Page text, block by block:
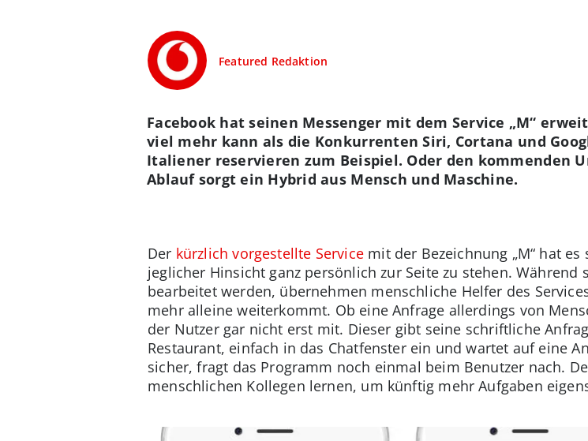
Featured Redaktion
Facebook hat seinen Messenger mit dem Service „M“
viel mehr kann als die Konkurrenten Siri, Cortana und
Italiener reservieren zum Beispiel. Oder den kommenden
Ablauf sorgt ein Hybrid aus Mensch und Maschine.
Der kürzlich vorgestellte Servicemit der Bezeichnung „M“ hat
jeglicher Hinsicht ganz persönlich zur Seite zu stehen. Während
bearbeitet werden, übernehmen menschliche Helfer des
mehr alleine weiterkommt. Ob eine Anfrage allerdings von
der Nutzer gar nicht erst mit. Dieser gibt seine schriftliche
Restaurant, einfach in das Chatfenster ein und wartet auf eine
sicher, fragt das Programm noch einmal beim Benutzer nach.
menschlichen Kollegen lernen, um künftig mehr Aufgaben